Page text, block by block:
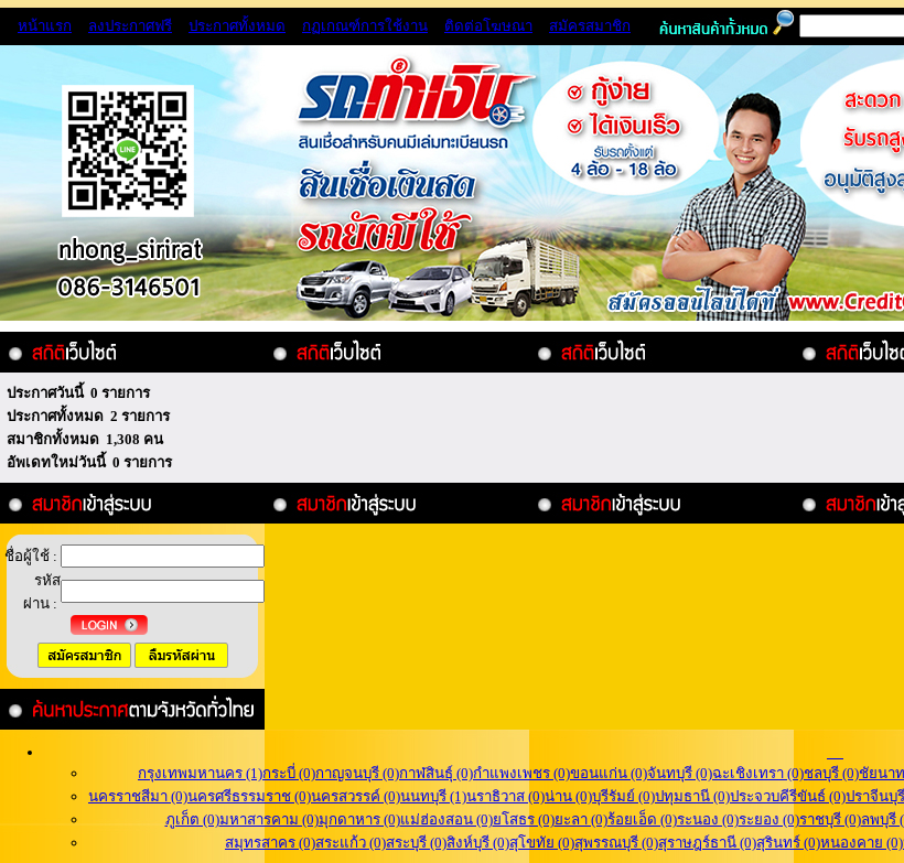
หน้าแรก ลงประกาศฟรี ประกาศทั้งหมด กฏเกณฑ์การใช้งาน ติดต่อโฆษณา สมัครสมาชิก
ประกาศวันนี้ 0 รายการ
ประกาศทั้งหมด 2 รายการ
สมาชิกทั้งหมด 1,308 คน
อัพเดทใหม่วันนี้ 0 รายการ
ชื่อผู้ใช้ :
รหัส
ผ่าน :
กรุงเทพมหานคร (1)กระบี่ (0)กาญจนบุรี (0)กาฬสินธุ์ (0)กำแพงเพชร (0)ขอนแก่น (0)จันทบุรี (0)ฉะเชิงเทรา (0)ชลบุรี (0)ชัยนา
นครราชสีมา (0)นครศรีธรรมราช (0)นครสวรรค์ (0)นนทบุรี (1)นราธิวาส (0)น่าน (0)บุรีรัมย์ (0)ปทุมธานี (0)ประจวบคีรีขันธ์ (0)ปราจีนบุ
ภูเก็ต (0)มหาสารคาม (0)มุกดาหาร (0)แม่ฮ่องสอน (0)ยโสธร (0)ยะลา (0)ร้อยเอ็ด (0)ระนอง (0)ระยอง (0)ราชบุรี (0)ลพบุรี
สมุทรสาคร (0)สระแก้ว (0)สระบุรี (0)สิงห์บุรี (0)สุโขทัย (0)สุพรรณบุรี (0)สุราษฎร์ธานี (0)สุรินทร์ (0)หนองคาย (0)